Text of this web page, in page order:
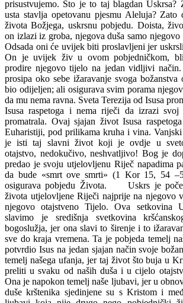
prisustvujemo. Što je to taj blagdan Uskrsa?
usta stavlja opetovanu pjesmu Aleluja? Zato
života Božjega, uskrsnu pobjedu. Doista,
on izlazi iz groba, njegova duša samo
Odsada oni će uvijek biti proslavljeni jer
On je uvijek živ u ovom pobjedničkom,
prodire njegovo tijelo na jedan vidljivi
prosipa oko sebe ižaravanje svoga
bio odijeljen; ali osigurava svim porama
da mu nema ravna. Sveta Terezija od Isusa
Isusa raspetoga i nema riječi da izrazi
promatrala. Ovaj sjajan život Isusa
Euharistiji, pod prilikama kruha i vina.
je isti taj slavni život koji je ovdje u
otajstvo, nedokučivo, neshvatljivo! Bog je
predao je svoju utjelovljenu Riječ napadima
da bude «smrt ove smrti» (1 Kor 15, 54
osigurava pobjedu Života. Uskrs je
života utjelovljene Riječi najprije na njegovo
njegovo otajstveno Tijelo. Ova setkovina
slavimo je središnja svetkovina
bogoslužja, jer ona slavi to širenje i to
sve do kraja vremena. Ta je pobjeda temelj
potvrdio Isus na jedan sjajan način svoje
temelj našega ufanja, jer taj život što buja u
preliti u svaku od naših duša i u cijelo
Ona je napokon temelj naše ljubavi, jer u
duše krštenika sjedinjene su s Kristom i